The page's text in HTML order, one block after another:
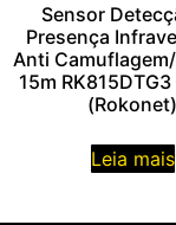
Sensor
Presença
Anti
15m RK815DTG3
(Rokonet)
Leia mais